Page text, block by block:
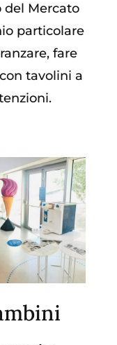
del Mercato
particolare
fare
tavolini a